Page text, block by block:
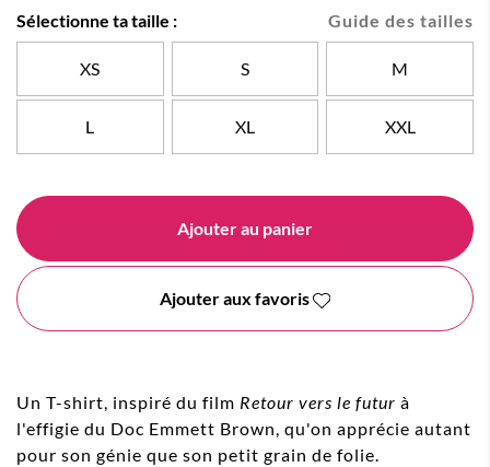
Guide des tailles
Sélectionne ta taille :
XS S M
L XL XXL
Ajouter au panier
Ajouter aux favoris
Un T-shirt, inspiré du film Retour vers le futur à
l'effigie du Doc Emmett Brown, qu'on apprécie autant
pour son génie que son petit grain de folie.